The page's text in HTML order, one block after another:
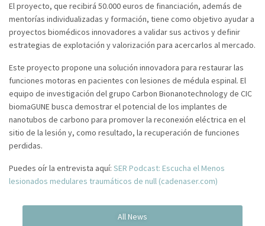
El proyecto, que recibirá 50.000 euros de financiación, además de
mentorías individualizadas y formación, tiene como objetivo ayudar a
proyectos biomédicos innovadores a validar sus activos y definir
estrategias de explotación y valorización para acercarlos al mercado.
Este proyecto propone una solución innovadora para restaurar las
funciones motoras en pacientes con lesiones de médula espinal. El
equipo de investigación del grupo Carbon Bionanotechnology de CIC
biomaGUNE busca demostrar el potencial de los implantes de
nanotubos de carbono para promover la reconexión eléctrica en el
sitio de la lesión y, como resultado, la recuperación de funciones
perdidas.
Puedes oír la entrevista aquí: SER Podcast: Escucha el Menos
lesionados medulares traumáticos de null (cadenaser.com)